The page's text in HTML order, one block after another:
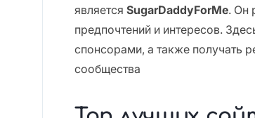
является SugarDaddyForMe. Он
предпочтений и интересов.
спонсорами, а также получать
сообщества